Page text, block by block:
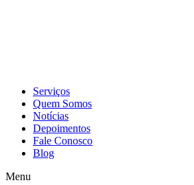
Serviços
Quem Somos
Notícias
Depoimentos
Fale Conosco
Blog
Menu